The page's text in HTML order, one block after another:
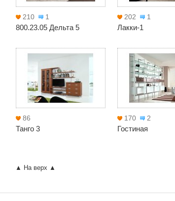
210 1
800.23.05 Дельта 5
202 1
Лакки-1
86
Танго 3
170 2
Гостиная
▲ На верх ▲